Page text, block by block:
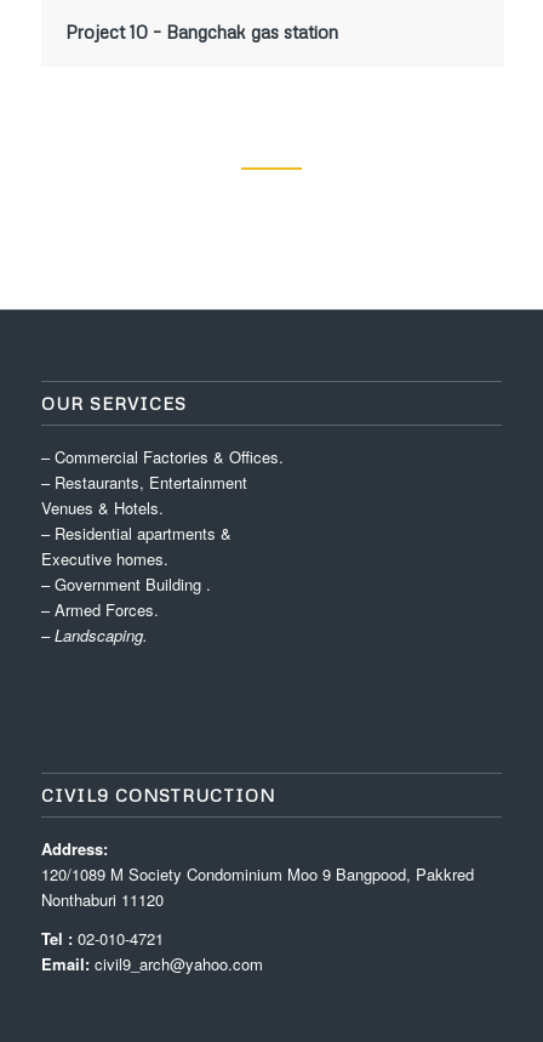
Project 10 – Bangchak gas station
OUR SERVICES
– Commercial Factories & Offices.
– Restaurants, Entertainment
Venues & Hotels.
– Residential apartments &
Executive homes.
– Government Building .
– Armed Forces.
– Landscaping.
CIVIL9 CONSTRUCTION
Address:
120/1089 M Society Condominium Moo 9 Bangpood, Pakkred
Nonthaburi 11120
Tel :02-010-4721
Email: civil9_arch@yahoo.com